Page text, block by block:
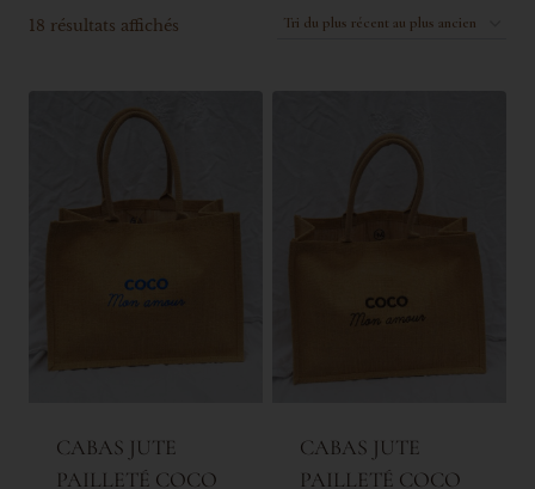
18 résultats affichés
CABAS JUTE
PAILLETÉ COCO
CABAS JUTE
PAILLETÉ COCO